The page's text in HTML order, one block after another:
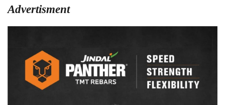
कांग्रेस
की
सरकार,
के
लिए
जनता
का
आभार
Advertisment